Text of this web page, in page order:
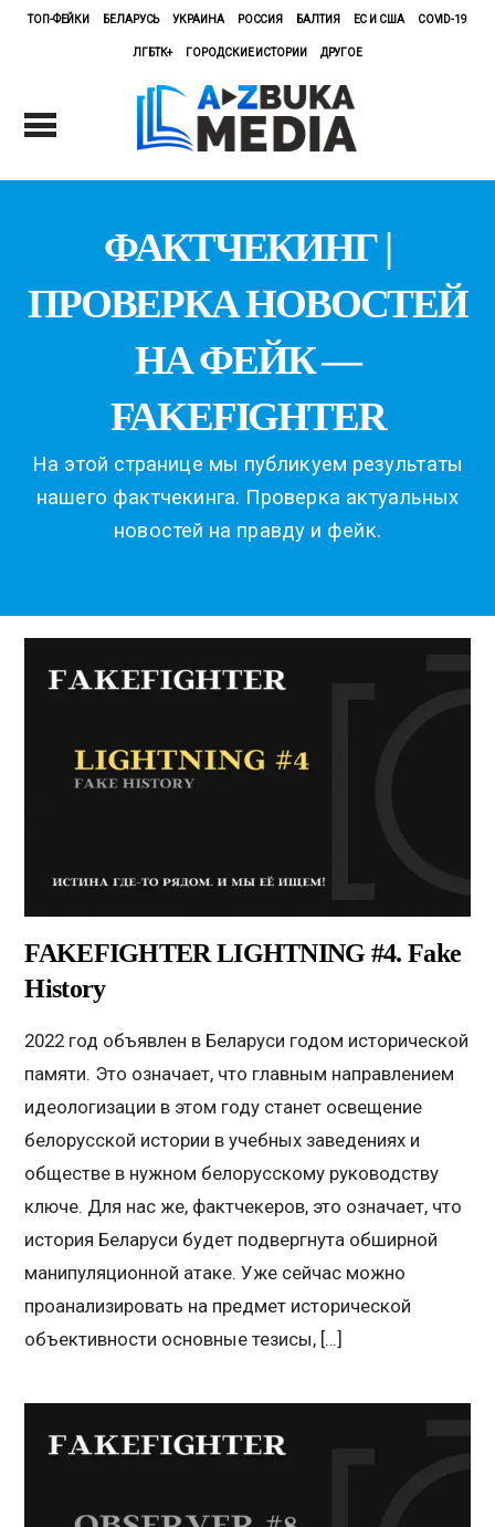
ТОП-ФЕЙКИ БЕЛАРУСЬ УКРАИНА РОССИЯ БАЛТИЯ ЕС И США COVID-19
ЛГБТК+ ГОРОДСКИЕ ИСТОРИИ ДРУГОЕ
ФАКТЧЕКИНГ |
ПРОВЕРКА НОВОСТЕЙ
НА ФЕЙК —
FAKEFIGHTER
На этой странице мы публикуем результаты
нашего фактчекинга. Проверка актуальных
новостей на правду и фейк.
FAKEFIGHTER LIGHTNING #4. Fake
History
2022 год объявлен в Беларуси годом исторической
памяти. Это означает, что главным направлением
идеологизации в этом году станет освещение
белорусской истории в учебных заведениях и
обществе в нужном белорусскому руководству
ключе. Для нас же, фактчекеров, это означает, что
история Беларуси будет подвергнута обширной
манипуляционной атаке. Уже сейчас можно
проанализировать на предмет исторической
объективности основные тезисы, […]